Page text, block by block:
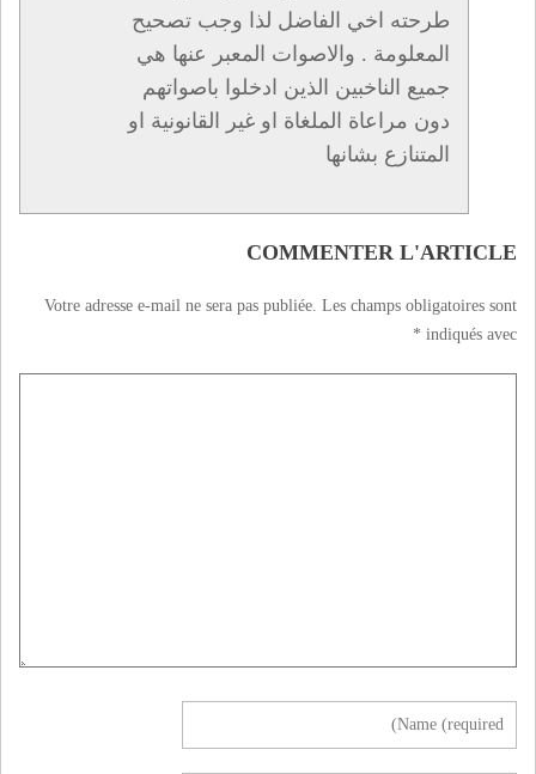
طرحته اخي الفاضل لذا وجب تصحيح
المعلومة . والاصوات المعبر عنها هي
جميع الناخبين الذين ادخلوا باصواتهم
دون مراعاة الملغاة او غير القانونية او
المتنازع بشانها
COMMENTER L'ARTICLE
Votre adresse e-mail ne sera pas publiée. Les champs obligatoires sont
indiqués avec
*